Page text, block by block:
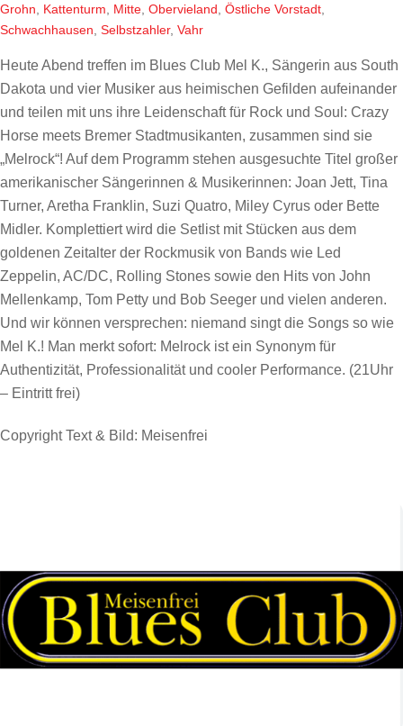
Grohn, Kattenturm, Mitte, Obervieland, Östliche Vorstadt,
Schwachhausen, Selbstzahler, Vahr
Heute Abend treffen im Blues Club Mel K., Sängerin aus South
Dakota und vier Musiker aus heimischen Gefilden aufeinander
und teilen mit uns ihre Leidenschaft für Rock und Soul: Crazy
Horse meets Bremer Stadtmusikanten, zusammen sind sie
„Melrock“! Auf dem Programm stehen ausgesuchte Titel großer
amerikanischer Sängerinnen & Musikerinnen: Joan Jett, Tina
Turner, Aretha Franklin, Suzi Quatro, Miley Cyrus oder Bette
Midler. Komplettiert wird die Setlist mit Stücken aus dem
goldenen Zeitalter der Rockmusik von Bands wie Led
Zeppelin, AC/DC, Rolling Stones sowie den Hits von John
Mellenkamp, Tom Petty und Bob Seeger und vielen anderen.
Und wir können versprechen: niemand singt die Songs so wie
Mel K.! Man merkt sofort: Melrock ist ein Synonym für
Authentizität, Professionalität und cooler Performance. (21Uhr
– Eintritt frei)
Copyright Text & Bild: Meisenfrei